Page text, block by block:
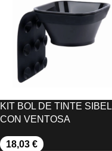
KIT BOL DE TINTE SIBEL
CON VENTOSA
18,03 €